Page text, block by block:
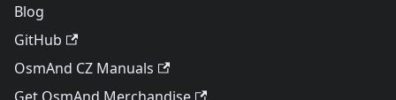
Blog
GitHub
OsmAnd CZ Manuals